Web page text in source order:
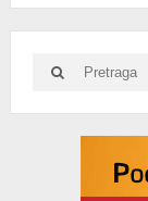
for:
Search